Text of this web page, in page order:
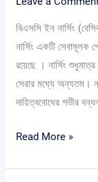
বিএসসি ইন নার্সিং
নার্সিং একটি সেবামূলক
রয়েছে । নার্সিং
সেরার মধ্যে অন্যতম।
দায়িত্ববোধের গভীর
এর
খুঁটিনাটি
Read More »